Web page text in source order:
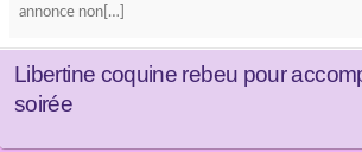
annonce non[…]
Libertine coquine rebeu pour
soirée